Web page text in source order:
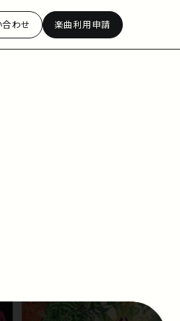
合わせ 楽曲利用申請